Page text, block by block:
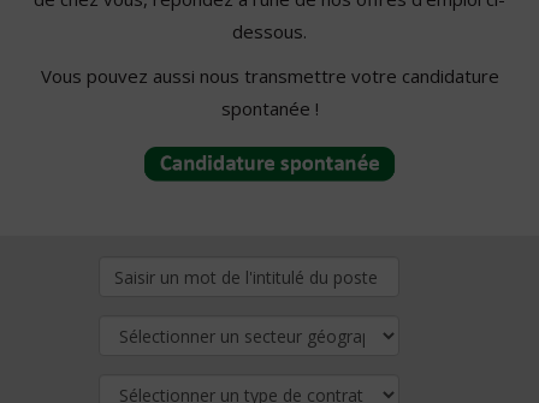
dessous.
Vous pouvez aussi nous transmettre votre candidature
spontanée !